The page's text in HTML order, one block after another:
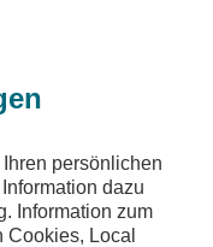
persönlichen
dazu
Information zum
Local